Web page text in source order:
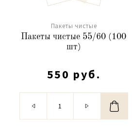
Пакеты чистые
Пакеты чистые 55/60 (100
шт)
550 руб.